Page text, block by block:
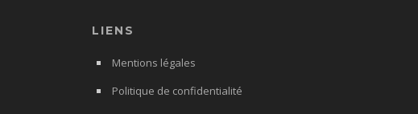
LIENS
Mentions légales
Politique de confidentialité